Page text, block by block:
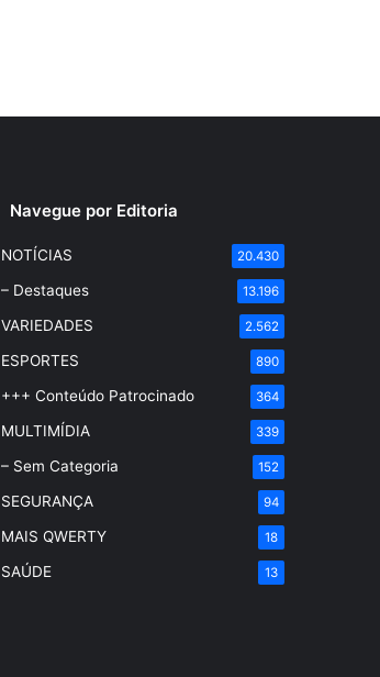
Navegue por Editoria
NOTÍCIAS 20.430
– Destaques 13.196
VARIEDADES 2.562
ESPORTES 890
+++ Conteúdo Patrocinado 364
MULTIMÍDIA 339
– Sem Categoria 152
SEGURANÇA 94
MAIS QWERTY 18
SAÚDE 13